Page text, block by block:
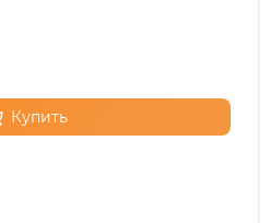
Купить